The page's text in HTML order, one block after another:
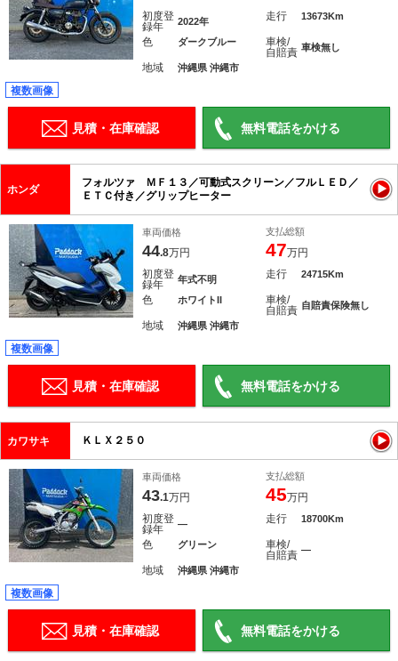
初度登
録年
2022年 走行 13673Km
色 ダークブルー
車検/
自賠責 車検無し
地域 沖縄県 沖縄市
複数画像
見積・在庫確認 無料電話をかける
ホンダ
フォルツァ ＭＦ１３／可動式スクリーン／フルＬＥＤ／
ＥＴＣ付き／グリップヒーター
車両価格
44.8万円
支払総額
47万円
初度登
録年
年式不明 走行 24715Km
色 ホワイトII
車検/
自賠責 自賠責保険無し
地域 沖縄県 沖縄市
複数画像
見積・在庫確認 無料電話をかける
カワサキ ＫＬＸ２５０
車両価格
43.1万円
支払総額
45万円
初度登
録年
― 走行 18700Km
色 グリーン
車検/
自賠責 ―
地域 沖縄県 沖縄市
複数画像
見積・在庫確認 無料電話をかける